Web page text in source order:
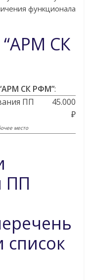
функционала
СК
СК РФМ”:
ПП
место
45.000
₽
ПП
список